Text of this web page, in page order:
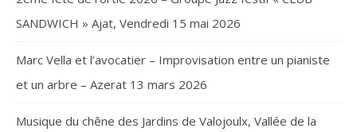
SANDWICH » Ajat, Vendredi 15 mai 2026
Marc Vella et l’avocatier – Improvisation entre un pianiste
et un arbre – Azerat 13 mars 2026
Musique du chêne des Jardins de Valojoulx, Vallée de la